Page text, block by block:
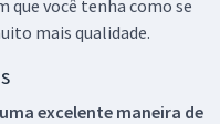
que você tenha como se
mais qualidade.
excelente maneira de